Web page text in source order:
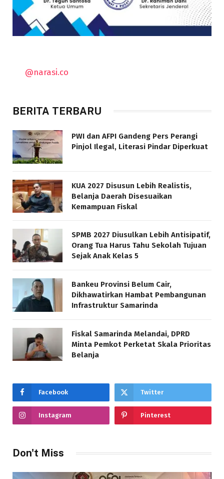
@narasi.co
BERITA TERBARU
PWI dan AFPI Gandeng Pers Perangi
Pinjol Ilegal, Literasi Pindar Diperkuat
KUA 2027 Disusun Lebih Realistis,
Belanja Daerah Disesuaikan
Kemampuan Fiskal
SPMB 2027 Diusulkan Lebih Antisipatif,
Orang Tua Harus Tahu Sekolah Tujuan
Sejak Anak Kelas 5
Bankeu Provinsi Belum Cair,
Dikhawatirkan Hambat Pembangunan
Infrastruktur Samarinda
Fiskal Samarinda Melandai, DPRD
Minta Pemkot Perketat Skala Prioritas
Belanja
Facebook Twitter
Instagram Pinterest
Don't Miss